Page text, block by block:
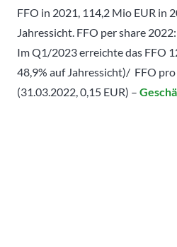
FFO in 2021, 114,2 Mio EUR in
Jahressicht. FFO per share
Im Q1/2023 erreichte das FFO
48,9% auf Jahressicht)/ FFO
(31.03.2022, 0,15 EUR) –